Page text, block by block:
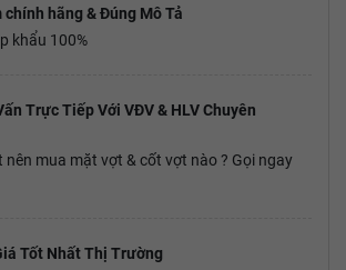
chính hãng & Đúng Mô Tả
khẩu 100%
Trực Tiếp Với VĐV & HLV Chuyên
nên mua mặt vợt & cốt vợt nào ? Gọi ngay
Tốt Nhất Thị Trường